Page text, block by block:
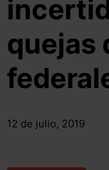
quejas
12 de julio, 2019